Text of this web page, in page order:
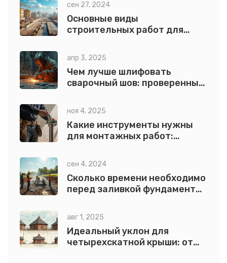
сен 27, 2024
Основные виды
строительных работ для
апр 3, 2025
Чем лучше шлифовать
сварочный шов: проверенные
ноя 4, 2025
Какие инструменты нужны
для монтажных работ:
профессионалов
сен 4, 2024
Сколько времени необходимо
перед заливкой фундамента
авг 1, 2025
Идеальный уклон для
четырехскатной крыши: от